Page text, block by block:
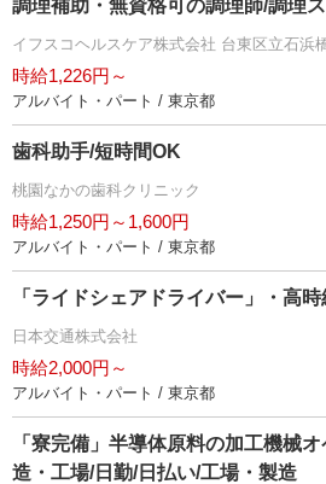
調理補助・無資格可の調理師/調理
イフスコヘルスケア株式会社 台東区立石浜
時給1,226円～
アルバイト・パート / 東京都
歯科助手/短時間OK
桃園なかの歯科クリニック
時給1,250円～1,600円
アルバイト・パート / 東京都
「ライドシェアドライバー」・高
日本交通株式会社
時給2,000円～
アルバイト・パート / 東京都
「寮完備」半導体原料の加工機械
造・工場/日勤/日払い/工場・製造